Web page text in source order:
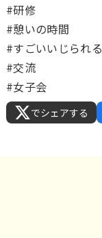
#研修
#憩いの時間
#すごいいじられる
#交流
#女子会
でシェアする